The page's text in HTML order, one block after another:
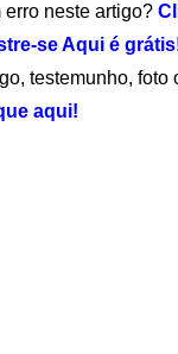
neste artigo?
se Aqui é
testemunho, foto
aqui!